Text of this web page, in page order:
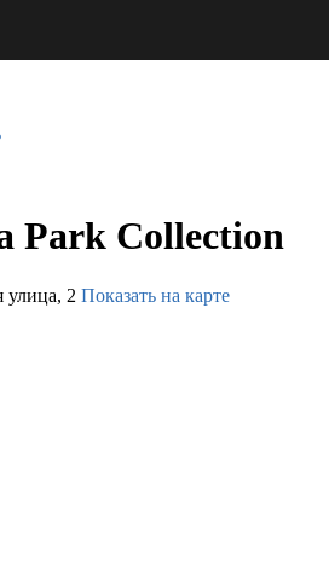
Park Collection
улица, 2 Показать на карте